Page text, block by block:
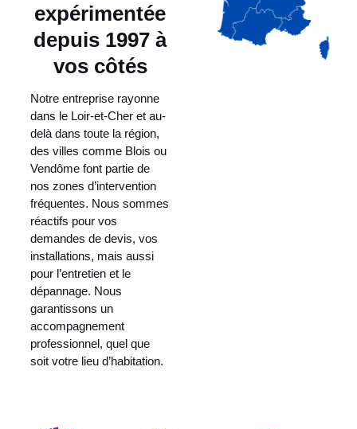
expérimentée
depuis 1997 à
vos côtés
Notre entreprise rayonne
dans le Loir-et-Cher et au-
delà dans toute la région,
des villes comme Blois ou
Vendôme font partie de
nos zones d’intervention
fréquentes. Nous sommes
réactifs pour vos
demandes de devis, vos
installations, mais aussi
pour l’entretien et le
dépannage. Nous
garantissons un
accompagnement
professionnel, quel que
soit votre lieu d’habitation.